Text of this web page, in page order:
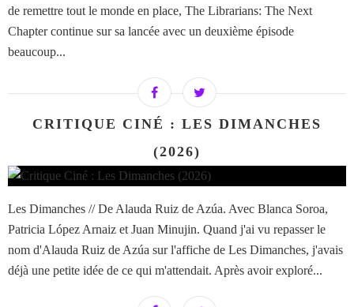
de remettre tout le monde en place, The Librarians: The Next
Chapter continue sur sa lancée avec un deuxième épisode
beaucoup...
CRITIQUE CINÉ : LES DIMANCHES
(2026)
Les Dimanches // De Alauda Ruiz de Azúa. Avec Blanca Soroa,
Patricia López Arnaiz et Juan Minujin. Quand j'ai vu repasser le
nom d'Alauda Ruiz de Azúa sur l'affiche de Les Dimanches, j'avais
déjà une petite idée de ce qui m'attendait. Après avoir exploré...